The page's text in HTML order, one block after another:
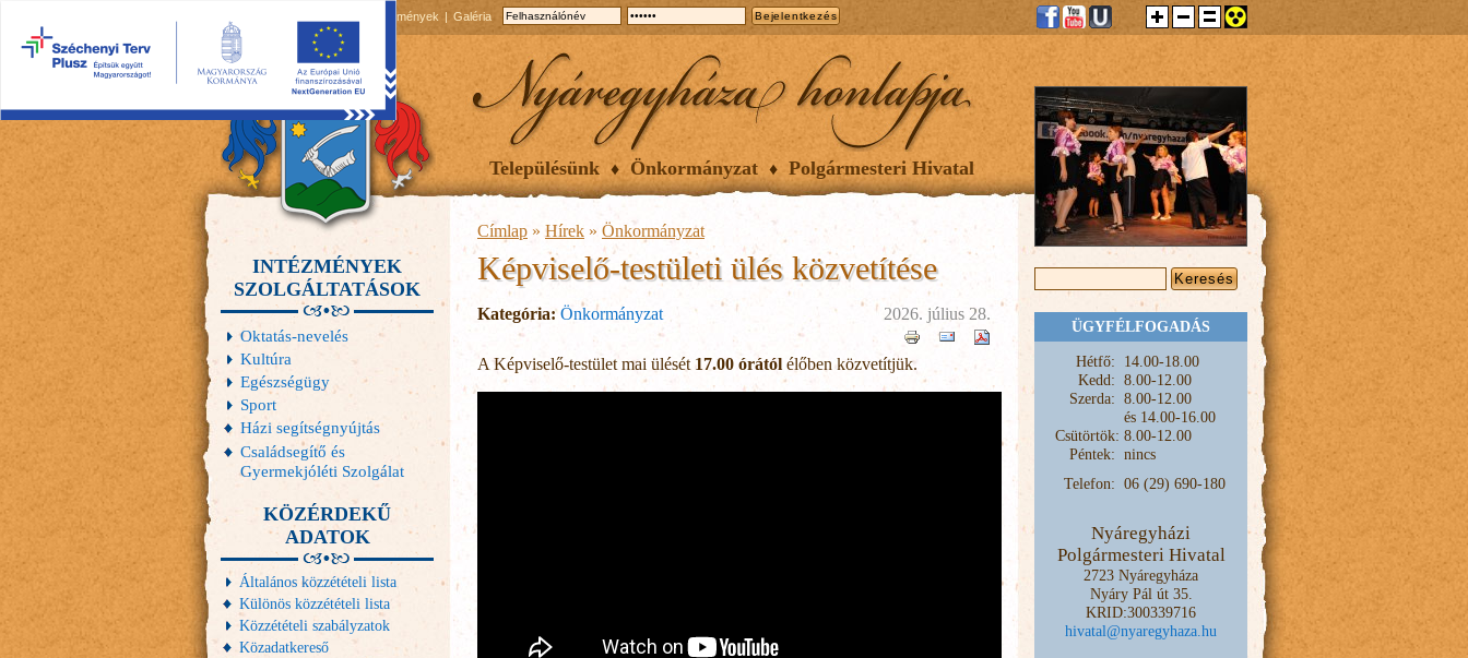
Események Galéria
Településünk Önkormányzat Polgármesteri Hivatal
Címlap » Hírek » Önkormányzat
Képviselő-testületi ülés közvetítése
2026. július 28.
Kategória:Önkormányzat
A Képviselő-testület mai ülését 17.00 órától élőben közvetítjük.
INTÉZMÉNYEK
SZOLGÁLTATÁSOK
Oktatás-nevelés
Kultúra
Egészségügy
Sport
Házi segítségnyújtás
Családsegítő és
Gyermekjóléti Szolgálat
KÖZÉRDEKŰ
ADATOK
Általános közzétételi lista
Különös közzétételi lista
Közzétételi szabályzatok
Közadatkereső
KERESÉS ŰRLAP
ÜGYFÉLFOGADÁS
Hétfő: 14.00-18.00
Kedd: 8.00-12.00
Szerda: 8.00-12.00
és 14.00-16.00
Csütörtök: 8.00-12.00
Péntek: nincs
Telefon: 06 (29) 690-180
Nyáregyházi
Polgármesteri Hivatal
2723 Nyáregyháza
Nyáry Pál út 35.
KRID:300339716
hivatal@nyaregyhaza.hu